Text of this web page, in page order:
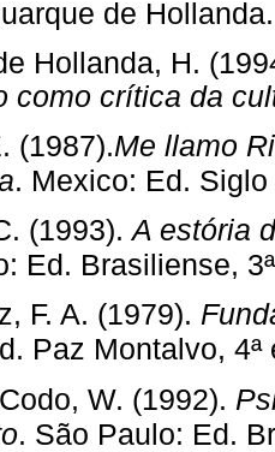
de
Hollanda, H.
como crítica da
(1987).Me llamo
. Mexico: Ed.
(1993).A estória
Ed. Brasiliense,
F. A. (1979).
Paz Montalvo, 4ª
W. (1992).
. São Paulo: Ed.